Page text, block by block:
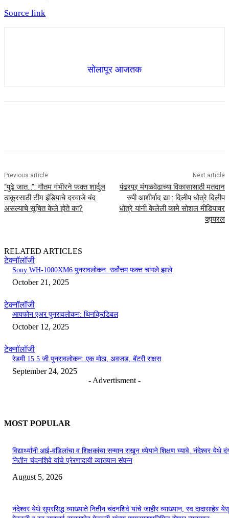
Source link
सोलापूर आजतक
Previous article
“पुढे जात…”: गौतम गंभीरने फक्त शार्दुल
ठाकूरसाठी टीम इंडियाचे दरवाजे बंद
असल्याचे सूचित केले होते का?
Next article
पंढरपूर मंगळवेढाच्या विकासासाठी मतदान
रुपी आशीर्वाद द्या : दिलीप धोत्रे दिलीप
धोत्रे यांनी केलेली कामे सोशल मीडियावर
व्हायरल
RELATED ARTICLES
टेक्नॉलॉजी
Sony WH-1000XM6 पुनरावलोकन: सर्वोत्तम फक्त चांगले झाले
October 21, 2025
टेक्नॉलॉजी
आयफोन एअर पुनरावलोकन: थिनक्रिडिबल
October 12, 2025
टेक्नॉलॉजी
रेडमी 15 5 जी पुनरावलोकन: एक मोठा, अवजड, बॅटरी राक्षस
September 24, 2025
- Advertisment -
MOST POPULAR
विद्यार्थ्यांनी आई-वडिलांचा व शिक्षकांचा सन्मान राखून ध्येयाने शिक्षण घ्यावे, नंदेश्वर येथे
नितीन चंदनशिवे यांचे प्रेरणादायी व्याख्यान संपन्न
August 5, 2026
नंदेश्वर येथे सुप्रसिद्ध व्याख्याते नितीन चंदनशिवे यांचे जाहीर व्याख्यान, स्व.दादासाहेब येसू